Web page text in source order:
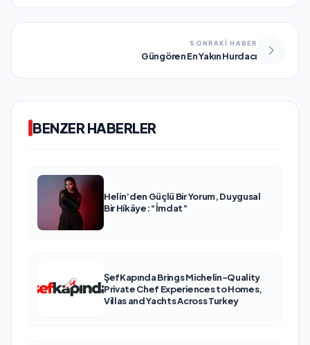
SONRAKİ HABER
Güngören En Yakın Hurdacı
BENZER HABERLER
Helin’den Güçlü Bir Yorum, Duygusal
Bir Hikâye: “İmdat”
ŞefKapında Brings Michelin-Quality
Private Chef Experiences to Homes,
Villas and Yachts Across Turkey